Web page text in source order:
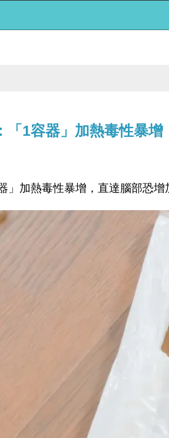
1容器」加熱毒性暴增
」加熱毒性暴增，直達腦部恐增